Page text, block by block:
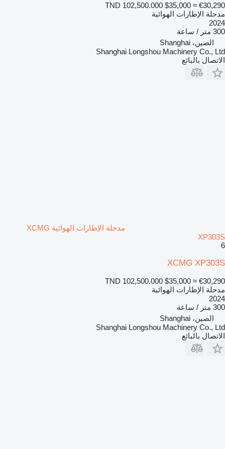
TND 102,500.000 $35,000 ≈ €30,290
مدحلة الإطارات الهوائية
2024
300 متر / ساعة
الصين، Shanghai
Shanghai Longshou Machinery Co., Ltd
الاتصال بالبائع
مدحلة الإطارات الهوائية XCMG
XP303S
6
XCMG XP303S
TND 102,500.000 $35,000 ≈ €30,290
مدحلة الإطارات الهوائية
2024
300 متر / ساعة
الصين، Shanghai
Shanghai Longshou Machinery Co., Ltd
الاتصال بالبائع